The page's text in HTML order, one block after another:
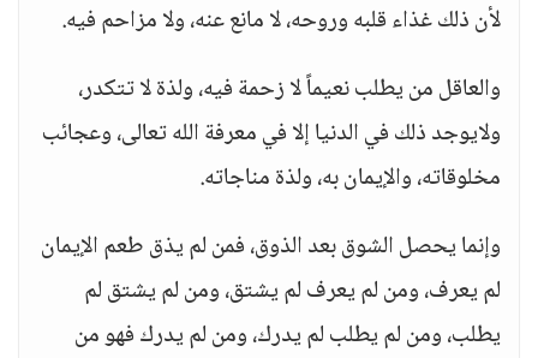
لأن ذلك غذاء قلبه وروحه، لا مانع عنه، ولا مزاحم فيه.
والعاقل من يطلب نعيماً لا زحمة فيه، ولذة لا تتكدر،
ولايوجد ذلك في الدنيا إلا في معرفة الله تعالى، وعجائب
مخلوقاته، والإيمان به، ولذة مناجاته.
وإنما يحصل الشوق بعد الذوق، فمن لم يذق طعم الإيمان
لم يعرف، ومن لم يعرف لم يشتق، ومن لم يشتق لم
يطلب، ومن لم يطلب لم يدرك، ومن لم يدرك فهو من